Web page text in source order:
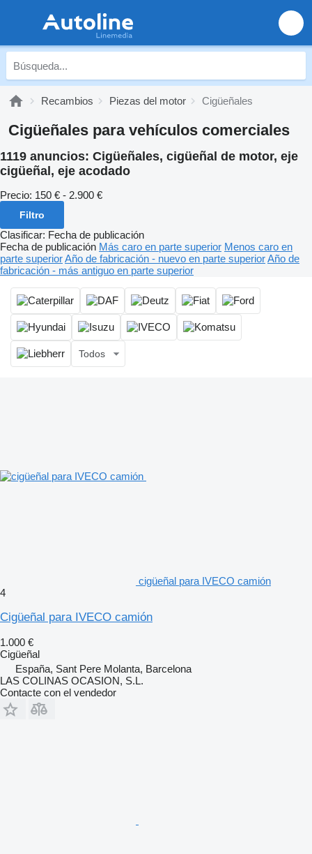
Recambios Piezas del motor Cigüeñales
Cigüeñales para vehículos comerciales
1119 anuncios: Cigüeñales, cigüeñal de motor, eje
cigüeñal, eje acodado
Precio: 150 € - 2.900 €
Filtro
Clasificar: Fecha de publicación
Fecha de publicación Más caro en parte superior Menos caro en
parte superiorAño de fabricación - nuevo en parte superiorAño de
fabricación - más antiguo en parte superior
Todos
cigüeñal para IVECO camión
4
Cigüeñal para IVECO camión
1.000 €
Cigüeñal
España, Sant Pere Molanta, Barcelona
LAS COLINAS OCASION, S.L.
Contacte con el vendedor